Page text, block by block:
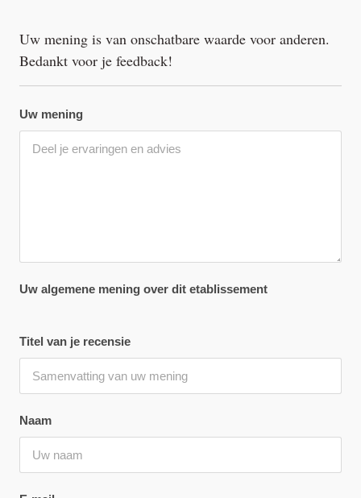
Uw mening is van onschatbare waarde voor anderen.
Bedankt voor je feedback!
Uw mening
Naam
Uw algemene mening over dit etablissement
Titel van je recensie